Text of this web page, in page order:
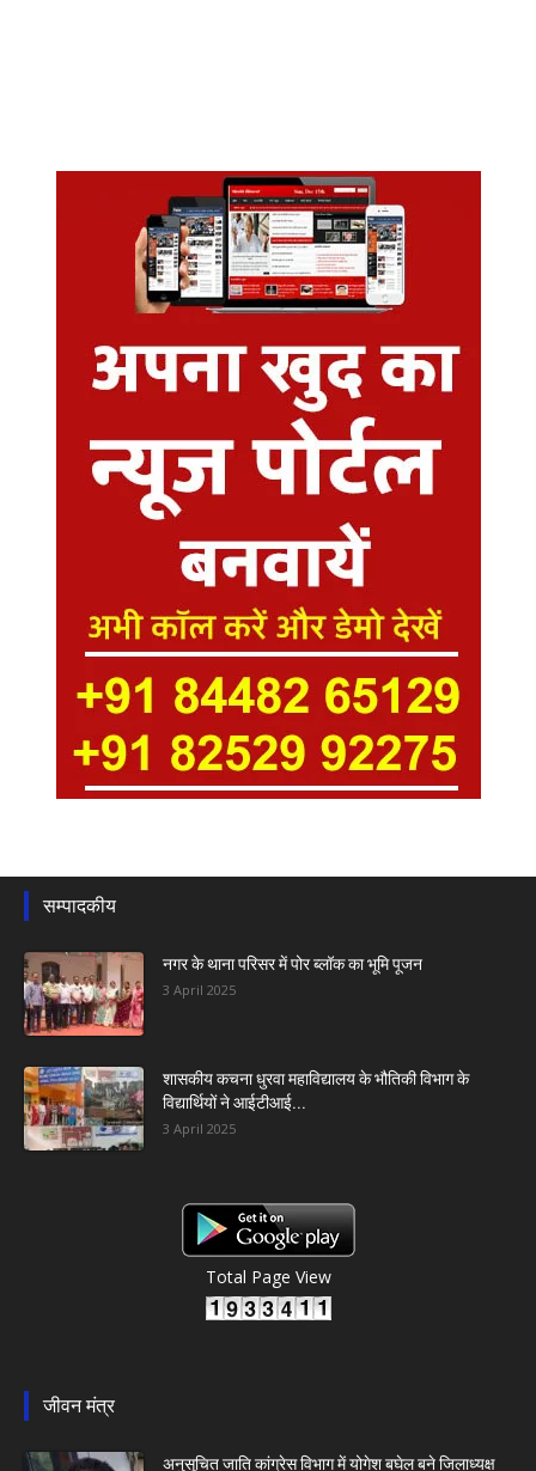
सम्पादकीय
नगर के थाना परिसर में पोर ब्लॉक का भूमि पूजन
3 April 2025
शासकीय कचना धुरवा महाविद्यालय के भौतिकी विभाग के
विद्यार्थियों ने आईटीआई...
3 April 2025
Total Page View
जीवन मंत्र
अनुसूचित जाति कांग्रेस विभाग में योगेश बघेल बने जिलाध्यक्ष